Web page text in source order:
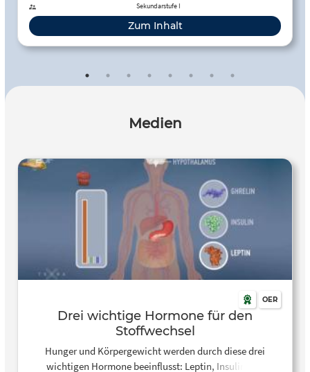
Sekundarstufe I
Zum Inhalt
Medien
OER
Drei wichtige Hormone für den
Stoffwechsel
Hunger und Körpergewicht werden durch diese drei
wichtigen Hormone beeinflusst: Leptin, Insulin und